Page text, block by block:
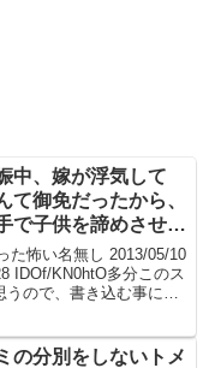
中、嫁が浮気して
て御免だったから、
で子供を諦めさせよ
た怖い名無し 2013/05/10
IDOf/KN0htO多分このス
ので、書き込む事にす
の分別をしないトメ